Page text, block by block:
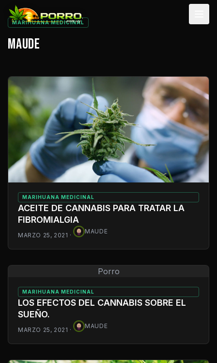
MARIHUANA MEDICINAL
MAUDE
MARIHUANA MEDICINAL
ACEITE DE CANNABIS PARA TRATAR LA
FIBROMIALGIA
MARZO 25, 2021 ·
MAUDE
Porro
MARIHUANA MEDICINAL
LOS EFECTOS DEL CANNABIS SOBRE EL
SUEÑO.
MARZO 25, 2021 ·
MAUDE